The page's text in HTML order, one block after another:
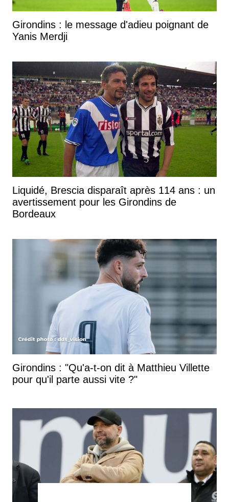
Girondins : le message d'adieu poignant de
Yanis Merdji
Liquidé, Brescia disparaît après 114 ans : un
avertissement pour les Girondins de
Bordeaux
Girondins : "Qu'a-t-on dit à Matthieu Villette
pour qu'il parte aussi vite ?"